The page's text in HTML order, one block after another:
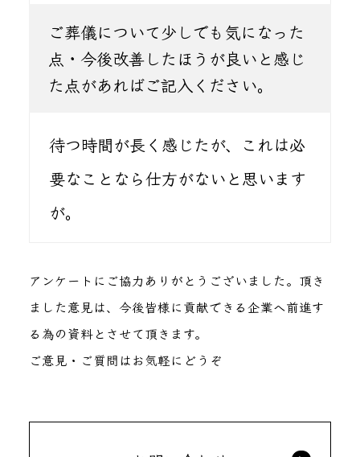
ご葬儀について少しでも気になった
点・今後改善したほうが良いと感じ
た点があればご記入ください。
待つ時間が長く感じたが、これは必
要なことなら仕方がないと思います
が。
アンケートにご協力ありがとうございました。頂き
ました意見は、今後皆様に貢献できる企業へ前進す
る為の資料とさせて頂きます。
ご意見・ご質問はお気軽にどうぞ